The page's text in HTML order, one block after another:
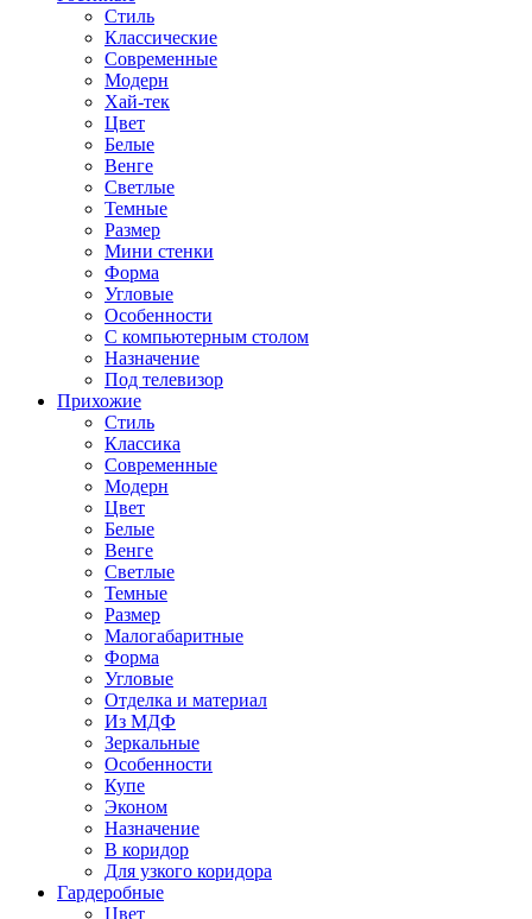
Стиль
Классические
Современные
Модерн
Хай-тек
Цвет
Белые
Венге
Светлые
Темные
Размер
Мини стенки
Форма
Угловые
Особенности
С компьютерным столом
Назначение
Под телевизор
Прихожие
Стиль
Классика
Современные
Модерн
Цвет
Белые
Венге
Светлые
Темные
Размер
Малогабаритные
Форма
Угловые
Отделка и материал
Из МДФ
Зеркальные
Особенности
Купе
Эконом
Назначение
В коридор
Для узкого коридора
Гардеробные
Цвет